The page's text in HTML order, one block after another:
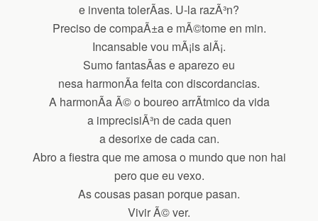
e inventa tolerÃ­as. U-la razÃ³n?
Preciso de compaÃ±a e mÃ©tome en min.
Incansable vou mÃ¡is alÃ¡.
Sumo fantasÃ­as e aparezo eu
nesa harmonÃ­a feita con discordancias.
A harmonÃ­a Ã© o boureo arrÃ­tmico da vida
a imprecisiÃ³n de cada quen
a desorixe de cada can.
Abro a fiestra que me amosa o mundo que non hai
pero que eu vexo.
As cousas pasan porque pasan.
Vivir Ã© ver.